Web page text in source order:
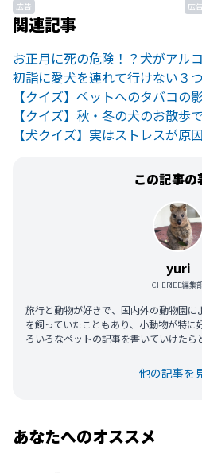
広告 広告
関連記事
初詣に愛犬を連れて行けない３
この記事の
yuri
CHERIEE編集
旅行と動物が好きで、国内外の動物園に
を飼っていたこともあり、小動物が特
ろいろなペットの記事を書いていけたら
他の記事を
あなたへのオススメ